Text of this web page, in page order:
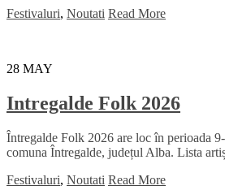
Festivaluri, Noutati Read More
28 MAY
Intregalde Folk 2026
Întregalde Folk 2026 are loc în perioada
comuna Întregalde, județul Alba. Lista
Festivaluri, Noutati Read More